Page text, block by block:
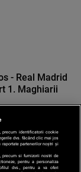
- Real Madrid
1. Maghiarii
precum identificatorii cookie
dvs. făcând clic mai jos
partenerilor noștri și
precum si furnizorii nostri de
pentru a personaliza
dvs., pentru a va oferi